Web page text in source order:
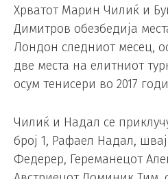
Хрватот Марин Чилиќ и
Димитров обезбедија
Лондон следниот месец,
две места на елитниот
осум тенисери во 2017
Чилиќ и Надал се
број 1, Рафаел Надал,
Федерер, Гереманецот